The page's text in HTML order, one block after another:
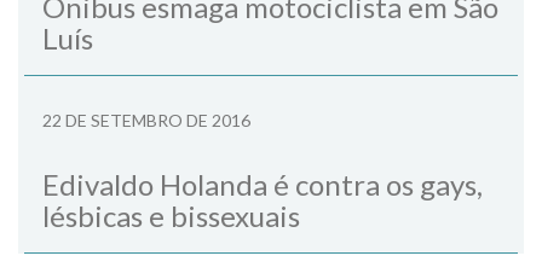
Luís
22 DE SETEMBRO DE 2016
Edivaldo Holanda é contra os gays,
lésbicas e bissexuais